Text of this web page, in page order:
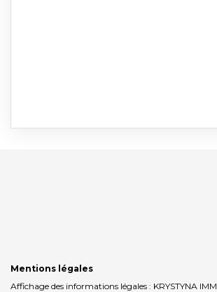
Mentions légales
Affichage des informations légales : KRYSTYNA